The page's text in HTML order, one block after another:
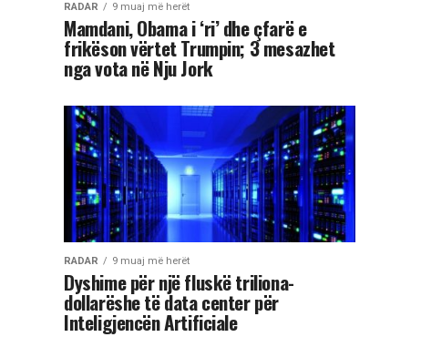
RADAR 9 muaj më herët
Mamdani, Obama i ‘ri’ dhe çfarë e
frikëson vërtet Trumpin; 3 mesazhet
nga vota në Nju Jork
RADAR 9 muaj më herët
Dyshime për një fluskë triliona-
dollarëshe të data center për
Inteligjencën Artificiale